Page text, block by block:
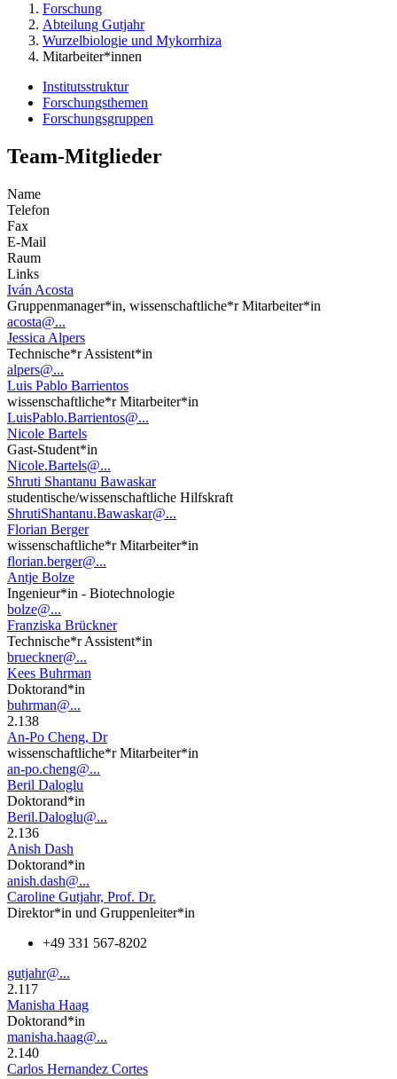
Forschung
Abteilung Gutjahr
Wurzelbiologie und Mykorrhiza
Mitarbeiter*innen
Institutsstruktur
Forschungsthemen
Forschungsgruppen
Team-Mitglieder
Name
Telefon
Fax
E-Mail
Raum
Links
Iván Acosta
Gruppenmanager*in, wissenschaftliche*r Mitarbeiter*in
acosta@...
Jessica Alpers
Technische*r Assistent*in
alpers@...
Luis Pablo Barrientos
wissenschaftliche*r Mitarbeiter*in
LuisPablo.Barrientos@...
Nicole Bartels
Gast-Student*in
Nicole.Bartels@...
Shruti Shantanu Bawaskar
studentische/wissenschaftliche Hilfskraft
ShrutiShantanu.Bawaskar@...
Florian Berger
wissenschaftliche*r Mitarbeiter*in
florian.berger@...
Antje Bolze
Ingenieur*in - Biotechnologie
bolze@...
Franziska Brückner
Technische*r Assistent*in
brueckner@...
Kees Buhrman
Doktorand*in
buhrman@...
2.138
An-Po Cheng, Dr
wissenschaftliche*r Mitarbeiter*in
an-po.cheng@...
Beril Daloglu
Doktorand*in
Beril.Daloglu@...
2.136
Anish Dash
Doktorand*in
anish.dash@...
Caroline Gutjahr, Prof. Dr.
Direktor*in und Gruppenleiter*in
+49 331 567-8202
gutjahr@...
2.117
Manisha Haag
Doktorand*in
manisha.haag@...
2.140
Carlos Hernandez Cortes